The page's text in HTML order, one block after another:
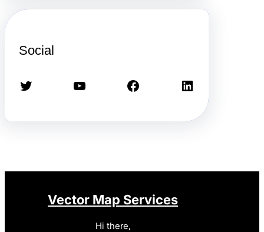
Social
Twitter YouTube Facebook LinkedIn
Vector Map Services
Hi there,